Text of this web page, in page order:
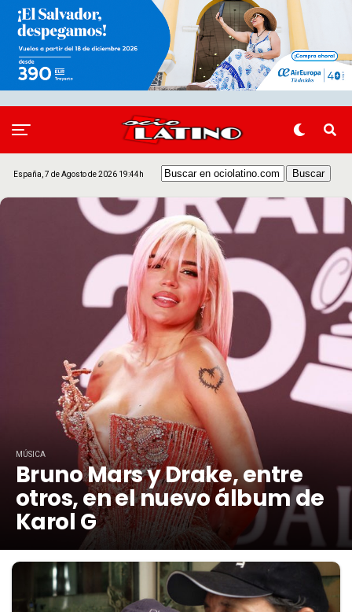
España, 7 de Agosto de 2026 19:44h
MÚSICA
Bruno Mars y Drake, entre
otros, en el nuevo álbum de
Karol G